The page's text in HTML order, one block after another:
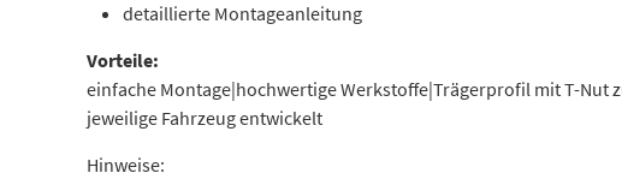
detaillierte Montageanleitung
Vorteile:
einfache Montage|hochwertige Werkstoffe|Trägerprofil mit T-Nut
jeweilige Fahrzeug entwickelt
Hinweise: